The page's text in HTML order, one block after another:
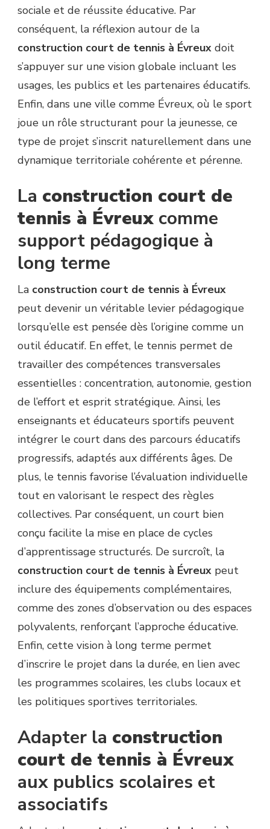
sociale et de réussite éducative. Par
conséquent, la réflexion autour de la
construction court de tennis à Évreux doit
s’appuyer sur une vision globale incluant les
usages, les publics et les partenaires éducatifs.
Enfin, dans une ville comme Évreux, où le sport
joue un rôle structurant pour la jeunesse, ce
type de projet s’inscrit naturellement dans une
dynamique territoriale cohérente et pérenne.
La construction court de
tennis à Évreux comme
support pédagogique à
long terme
La construction court de tennis à Évreux
peut devenir un véritable levier pédagogique
lorsqu’elle est pensée dès l’origine comme un
outil éducatif. En effet, le tennis permet de
travailler des compétences transversales
essentielles : concentration, autonomie, gestion
de l’effort et esprit stratégique. Ainsi, les
enseignants et éducateurs sportifs peuvent
intégrer le court dans des parcours éducatifs
progressifs, adaptés aux différents âges. De
plus, le tennis favorise l’évaluation individuelle
tout en valorisant le respect des règles
collectives. Par conséquent, un court bien
conçu facilite la mise en place de cycles
d’apprentissage structurés. De surcroît, la
construction court de tennis à Évreux peut
inclure des équipements complémentaires,
comme des zones d’observation ou des espaces
polyvalents, renforçant l’approche éducative.
Enfin, cette vision à long terme permet
d’inscrire le projet dans la durée, en lien avec
les programmes scolaires, les clubs locaux et
les politiques sportives territoriales.
Adapter la construction
court de tennis à Évreux
aux publics scolaires et
associatifs